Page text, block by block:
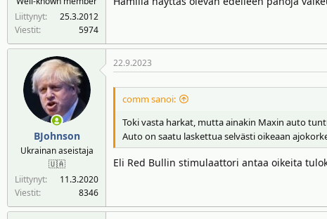
Liittynyt
25.3.2012
Viestit
5974
BJohnson
Ukrainan aseistaja
🇺🇦
Liittynyt
11.3.2020
Viestit
8346
22.9.2023
comm sanoi:
Toki vasta harkat, mutta ainakin Maxin auto
Auto on saatu laskettua selvästi oikeaan
Eli Red Bullin stimulaattori antaa oikeita